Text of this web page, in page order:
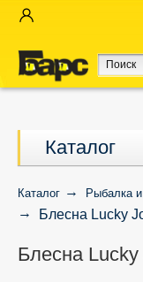
Каталог
Каталог Рыбалка
Блесна Lucky
Блесна